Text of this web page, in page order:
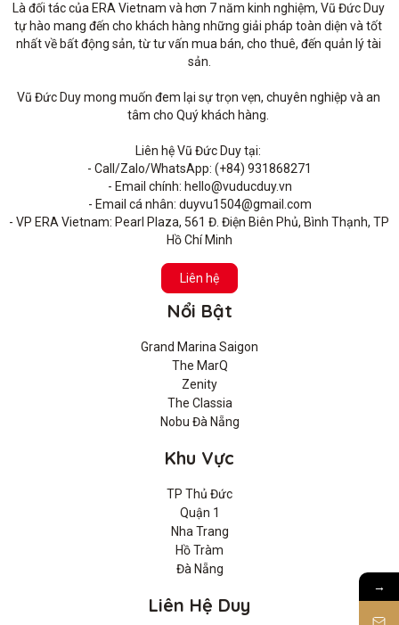
Là đối tác của ERA Vietnam và hơn 7 năm kinh nghiệm, Vũ Đức Duy
tự hào mang đến cho khách hàng những giải pháp toàn diện và tốt
nhất về bất động sản, từ tư vấn mua bán, cho thuê, đến quản lý tài
sản.
Vũ Đức Duy mong muốn đem lại sự trọn vẹn, chuyên nghiệp và an
tâm cho Quý khách hàng.
Liên hệ Vũ Đức Duy tại:
- Call/Zalo/WhatsApp: (+84) 931868271
- Email chính: hello@vuducduy.vn
- Email cá nhân: duyvu1504@gmail.com
- VP ERA Vietnam: Pearl Plaza, 561 Đ. Điện Biên Phủ, Bình Thạnh, TP
Hồ Chí Minh
Liên hệ
Nổi Bật
Grand Marina Saigon
The MarQ
Zenity
The Classia
Nobu Đà Nẵng
Khu Vực
TP Thủ Đức
Quận 1
Nha Trang
Hồ Tràm
Đà Nẵng
Liên Hệ Duy
→